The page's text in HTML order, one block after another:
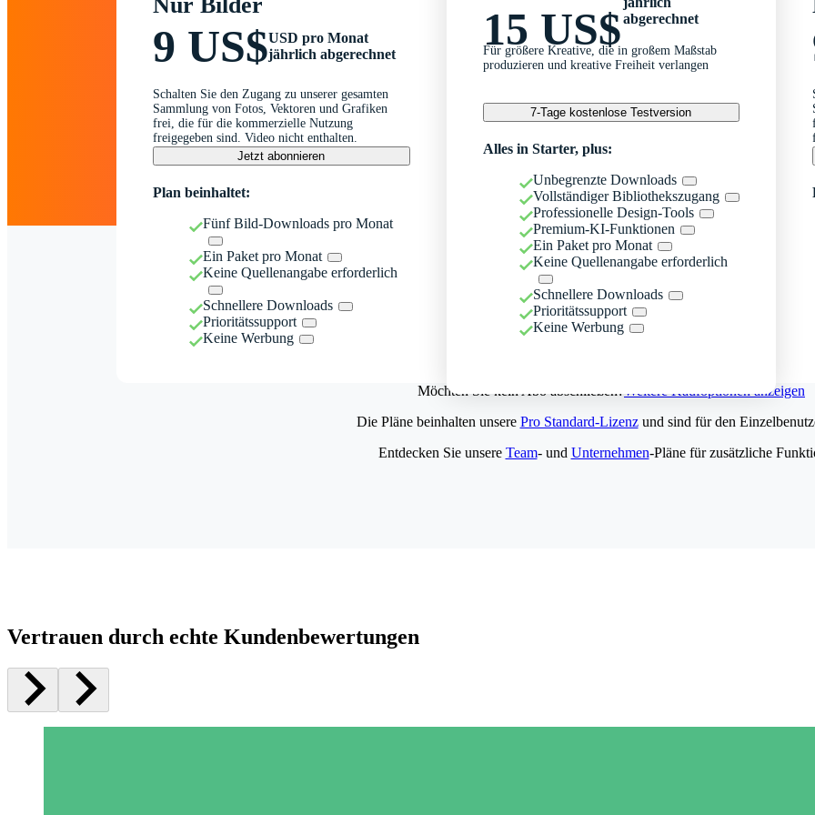
9 US$USD pro Monat
jährlich abgerechnet
Schalten Sie den Zugang zu unserer gesamten
Sammlung von Fotos, Vektoren und Grafiken
frei, die für die kommerzielle Nutzung
freigegeben sind. Video nicht enthalten.
Jetzt abonnieren
Plan beinhaltet:
Fünf Bild-Downloads pro Monat
Ein Paket pro Monat
Keine Quellenangabe erforderlich
Schnellere Downloads
Prioritätssupport
Keine Werbung
15 US$abgerechnet
Für größere Kreative, die in großem Maßstab
produzieren und kreative Freiheit verlangen
7-Tage kostenlose Testversion
Alles in Starter, plus:
Unbegrenzte Downloads
Vollständiger Bibliothekszugang
Professionelle Design-Tools
Premium-KI-Funktionen
Ein Paket pro Monat
Keine Quellenangabe erforderlich
Schnellere Downloads
Prioritätssupport
Keine Werbung
Möchten Sie kein Abo abschließen?Weitere Kaufoptionen anzeigen
Die Pläne beinhalten unsere Pro Standard-Lizenzund sind für den
Entdecken Sie unsere Team- und Unternehmen-Pläne für zusätzliche
Vertrauen durch echte Kundenbewertungen